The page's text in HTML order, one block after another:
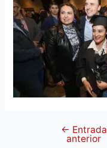
← Entrada
anterior